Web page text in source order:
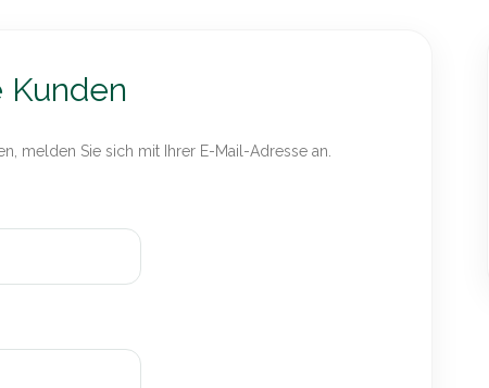
Kunden
melden Sie sich mit Ihrer E-Mail-Adresse an.